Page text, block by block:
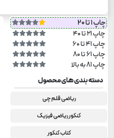
چاپ 1 تا 20
چاپ 21 تا 40
چاپ 41 تا 60
چاپ 61 تا 80
چاپ 81 به بالا
دسته بندی های محصول
ریاضی قلم چی
کنکور ریاضی فیزیک
کتاب کنکور